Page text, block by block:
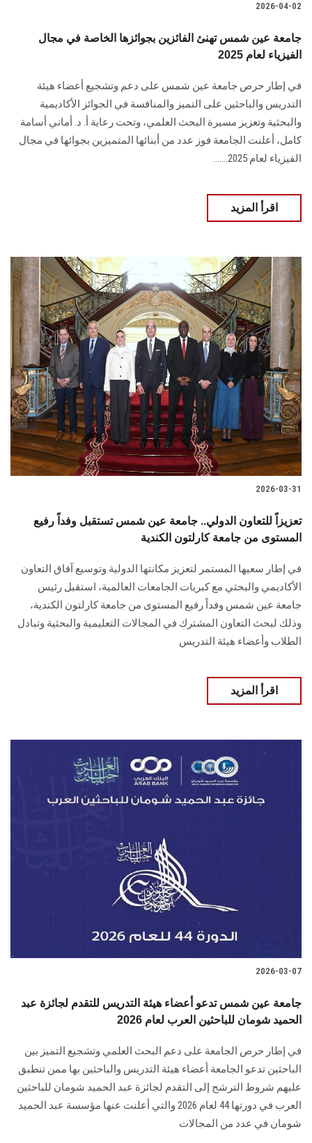
الزائـرون
سجل الان
2026-04-02
جامعة عين شمس تهنئ الفائزين بجوائزها الخاصة في مجال
الفيزياء لعام 2025
في إطار حرص جامعة عين شمس على دعم وتشجيع أعضاء هيئة
التدريس والباحثين على التميز والمنافسة في الجوائز الأكاديمية
والبحثية وتعزيز مسيرة البحث العلمي، وتحت رعاية أ. د. أماني أسامة
كامل، أعلنت الجامعة فوز عدد من أبنائها المتميزين بجوائها في مجال
الفيزياء لعام 2025.......
اقرأ المزيد
2026-03-31
تعزيزاً للتعاون الدولي.. جامعة عين شمس تستقبل وفداً رفيع
المستوى من جامعة كارلتون الكندية
في إطار سعيها المستمر لتعزيز مكانتها الدولية وتوسيع آفاق التعاون
الأكاديمي والبحثي مع كبريات الجامعات العالمية، استقبل رئيس
جامعة عين شمس وفداً رفيع المستوى من جامعة كارلتون الكندية،
وذلك لبحث التعاون المشترك في المجالات التعليمية والبحثية وتبادل
الطلاب وأعضاء هيئة التدريس
اقرأ المزيد
2026-03-07
جامعة عين شمس تدعو أعضاء هيئة التدريس للتقدم لجائزة عبد
الحميد شومان للباحثين العرب لعام 2026
في إطار حرص الجامعة على دعم البحث العلمي وتشجيع التميز بين
الباحثين تدعو الجامعة أعضاء هيئة التدريس والباحثين بها ممن تنطبق
عليهم شروط الترشح إلى التقدم لجائزة عبد الحميد شومان للباحثين
العرب في دورتها 44 لعام 2026 والتي أعلنت عنها مؤسسة عبد الحميد
شومان في عدد من المجالات